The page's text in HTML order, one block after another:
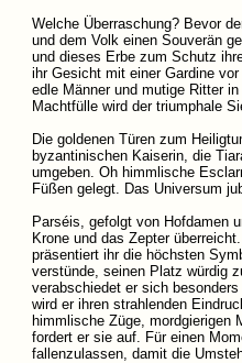
Welche Überraschung? Bevor
und dem Volk einen Souverän
und dieses Erbe zum Schutz
ihr Gesicht mit einer Gardine
edle Männer und mutige Ritter
Machtfülle wird der triumphale
Die goldenen Türen zum
byzantinischen Kaiserin, die
umgeben. Oh himmlische
Füßen gelegt. Das Universum
Parséis, gefolgt von Hofdamen
Krone und das Zepter
präsentiert ihr die höchsten
verstünde, seinen Platz würdig
verabschiedet er sich
wird er ihren strahlenden
himmlische Züge, mordgierigen
fordert er sie auf. Für einen
fallenzulassen, damit die